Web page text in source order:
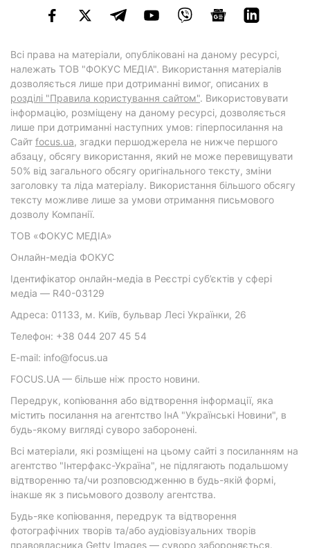
Всі права на матеріали, опубліковані на даному ресурсі,
належать ТОВ "ФОКУС МЕДІА". Використання матеріалів
дозволяється лише при дотриманні вимог, описаних в
розділі "Правила користування сайтом". Використовувати
інформацію, розміщену на даному ресурсі, дозволяється
лише при дотриманні наступних умов: гіперпосилання на
Cайт focus.ua, згадки першоджерела не нижче першого
абзацу, обсягу використання, який не може перевищувати
50% від загального обсягу оригінального тексту, зміни
заголовку та ліда матеріалу. Використання більшого обсягу
тексту можливе лише за умови отримання письмового
дозволу Компанії.
ТОВ «ФОКУС МЕДІА»
Онлайн-медіа ФОКУС
Ідентифікатор онлайн-медіа в Реєстрі суб’єктів у сфері
медіа — R40-03129
Адреса: 01133, м. Київ, бульвар Лесі Українки, 26
Телефон: +38 044 207 45 54
E-mail: info@focus.ua
FOCUS.UA — більше ніж просто новини.
Передрук, копіювання або відтворення інформації, яка
містить посилання на агентство ІнА "Українські Новини", в
будь-якому вигляді суворо заборонені.
Всі матеріали, які розміщені на цьому сайті з посиланням на
агентство "Інтерфакс-Україна", не підлягають подальшому
відтворенню та/чи розповсюдженню в будь-якій формі,
інакше як з письмового дозволу агентства.
Будь-яке копіювання, передрук та відтворення
фотографічних творів та/або аудіовізуальних творів
правовласника Getty Images — суворо забороняється.